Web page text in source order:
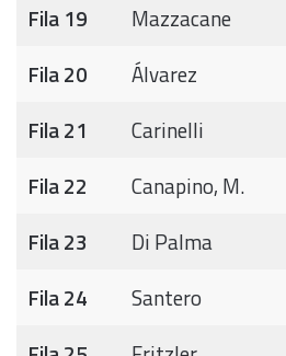
Fila 19
Mazzacane
Fila 20
Álvarez
Fila 21
Carinelli
Fila 22
Canapino, M.
Fila 23
Di Palma
Fila 24
Santero